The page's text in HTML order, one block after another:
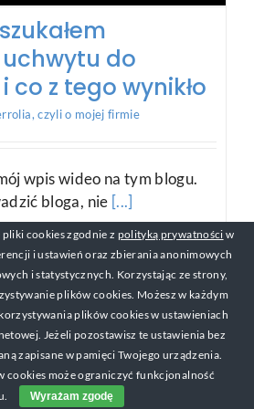
do
co z tego wynikło
czyli o mojej firmie
wpis wideo na tym blogu.
bloga, nie [...]
Michał Mackiewicz Kontakt:
cookies zgodnie z polityką prywatności w
i ustawień oraz zbierania anonimowych
i statystycznych. Korzystając ze strony,
plików cookies. Możesz w każdym
plików cookies w ustawieniach
Jeżeli pozostawisz te ustawienia bez
zapisane w pamięci Twojego urządzenia.
cookies może ograniczyć funkcjonalność
Wyrażam zgodę